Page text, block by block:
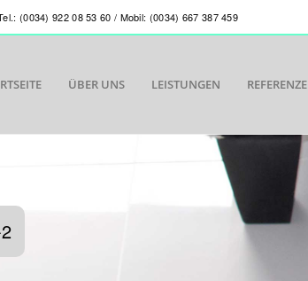
(0034) 922 08 53 60 / Mobil: (0034) 667 387 459
ÜBER UNS LEISTUNGEN